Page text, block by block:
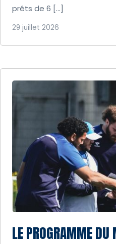
prêts de 6 […]
29 juillet 2026
LE PROGRAMME DU